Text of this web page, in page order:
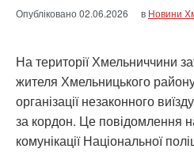
Опубліковано02.06.2026 в Новини
На території Хмельниччини
жителя Хмельницького
організації незаконного
за кордон. Це повідомлення
комунікації Національної